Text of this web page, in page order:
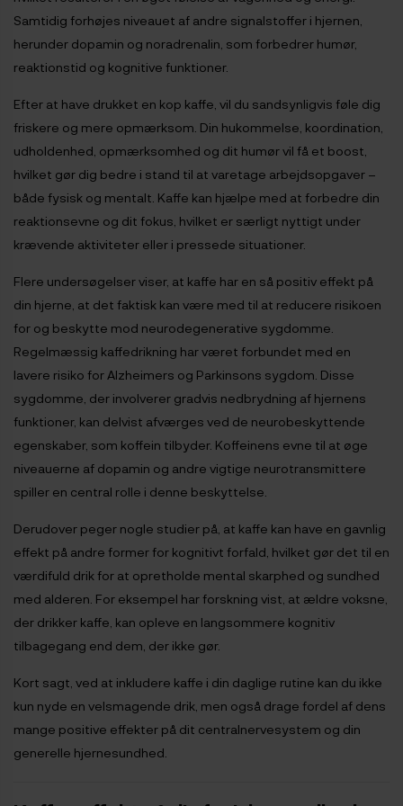
Samtidig forhøjes niveauet af andre signalstoffer i hjernen,
herunder dopamin og noradrenalin, som forbedrer humør,
reaktionstid og kognitive funktioner.
Efter at have drukket en kop kaffe, vil du sandsynligvis føle dig
friskere og mere opmærksom. Din hukommelse, koordination,
udholdenhed, opmærksomhed og dit humør vil få et boost,
hvilket gør dig bedre i stand til at varetage arbejdsopgaver –
både fysisk og mentalt. Kaffe kan hjælpe med at forbedre din
reaktionsevne og dit fokus, hvilket er særligt nyttigt under
krævende aktiviteter eller i pressede situationer.
Flere undersøgelser viser, at kaffe har en så positiv effekt på
din hjerne, at det faktisk kan være med til at reducere risikoen
for og beskytte mod neurodegenerative sygdomme.
Regelmæssig kaffedrikning har været forbundet med en
lavere risiko for Alzheimers og Parkinsons sygdom. Disse
sygdomme, der involverer gradvis nedbrydning af hjernens
funktioner, kan delvist afværges ved de neurobeskyttende
egenskaber, som koffein tilbyder. Koffeinens evne til at øge
niveauerne af dopamin og andre vigtige neurotransmittere
spiller en central rolle i denne beskyttelse.
Derudover peger nogle studier på, at kaffe kan have en gavnlig
effekt på andre former for kognitivt forfald, hvilket gør det til en
værdifuld drik for at opretholde mental skarphed og sundhed
med alderen. For eksempel har forskning vist, at ældre voksne,
der drikker kaffe, kan opleve en langsommere kognitiv
tilbagegang end dem, der ikke gør.
Kort sagt, ved at inkludere kaffe i din daglige rutine kan du ikke
kun nyde en velsmagende drik, men også drage fordel af dens
mange positive effekter på dit centralnervesystem og din
generelle hjernesundhed.